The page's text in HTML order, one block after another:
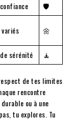
🛡️
🌼
sérénité 🧘
de tes limites
rencontre
ou à une
tu explores. Tu